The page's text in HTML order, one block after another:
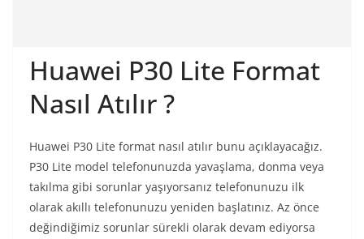
Huawei P30 Lite Format
Nasıl Atılır ?
Huawei P30 Lite format nasıl atılır bunu açıklayacağız.
P30 Lite model telefonunuzda yavaşlama, donma veya
takılma gibi sorunlar yaşıyorsanız telefonunuzu ilk
olarak akıllı telefonunuzu yeniden başlatınız. Az önce
değindiğimiz sorunlar sürekli olarak devam ediyorsa